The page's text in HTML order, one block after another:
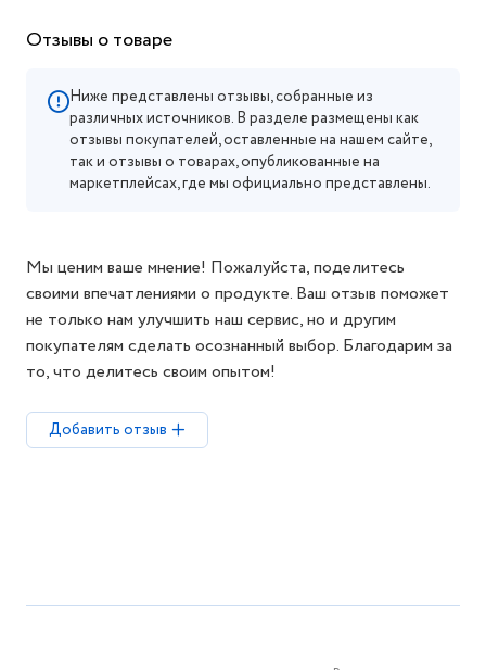
Отзывы о товаре
Ниже представлены отзывы, собранные из
различных источников. В разделе размещены как
отзывы покупателей, оставленные на нашем сайте,
так и отзывы о товарах, опубликованные на
маркетплейсах, где мы официально представлены.
Мы ценим ваше мнение! Пожалуйста, поделитесь
своими впечатлениями о продукте. Ваш отзыв поможет
не только нам улучшить наш сервис, но и другим
покупателям сделать осознанный выбор. Благодарим за
то, что делитесь своим опытом!
Добавить отзыв